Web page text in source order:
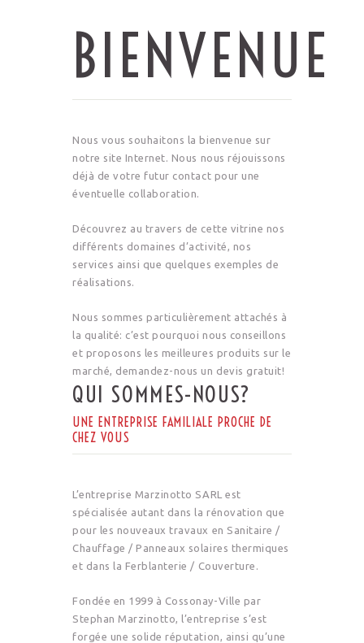
BIENVENUE
Nous vous souhaitons la bienvenue sur
notre site Internet. Nous nous réjouissons
déjà de votre futur contact pour une
éventuelle collaboration.
Découvrez au travers de cette vitrine nos
différents domaines d’activité, nos
services ainsi que quelques exemples de
réalisations.
Nous sommes particulièrement attachés à
la qualité: c’est pourquoi nous conseillons
et proposons les meilleures produits sur le
marché, demandez-nous un devis gratuit!
QUI SOMMES-NOUS?
UNE ENTREPRISE FAMILIALE PROCHE DE
CHEZ VOUS
L’entreprise Marzinotto SARL est
spécialisée autant dans la rénovation que
pour les nouveaux travaux en Sanitaire /
Chauffage / Panneaux solaires thermiques
et dans la Ferblanterie / Couverture.
Fondée en 1999 à Cossonay-Ville par
Stephan Marzinotto, l’entreprise s’est
forgée une solide réputation, ainsi qu’une